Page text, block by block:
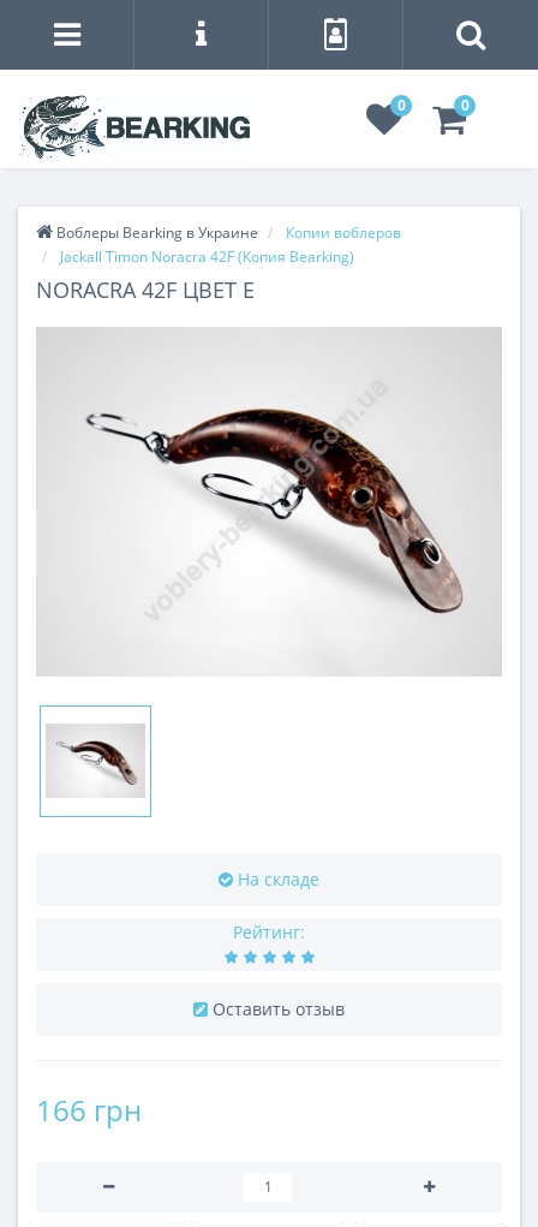
0 0
Воблеры Bearking в Украине
Копии воблеров
Jackall Timon Noracra 42F (Копия Bearking)
NORACRA 42F ЦВЕТ E
На складе
Рейтинг:
Оставить отзыв
166 грн